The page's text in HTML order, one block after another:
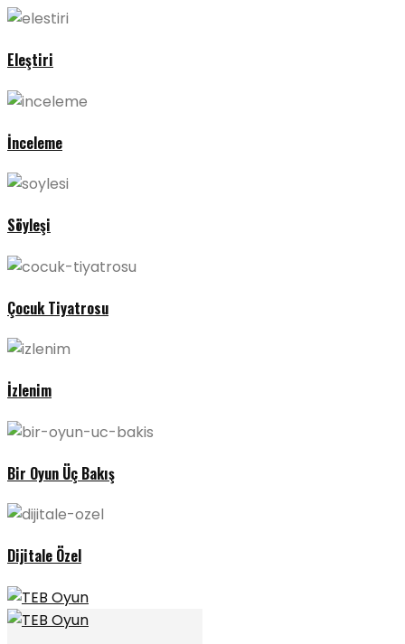
Eleştiri
İnceleme
Söyleşi
Çocuk Tiyatrosu
İzlenim
Bir Oyun Üç Bakış
Dijitale Özel